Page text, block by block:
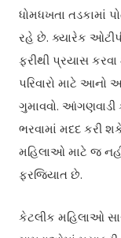
ધોમધખતા તડકામાં
રહે છે. ક્યારેક
ફરીથી પ્રયાસ
પરિવારો માટે
ગુમાવવો. આંગણવાડી
ભરવામાં મદદ કરી
મહિલાઓ માટે જ
ફરજિયાત છે.
કેટલીક મહિલાઓ